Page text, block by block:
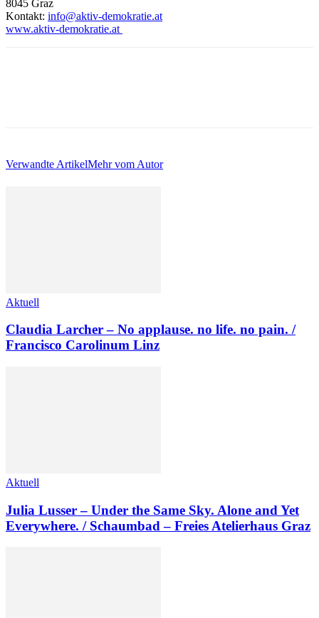
8045 Graz
Kontakt: info@aktiv-demokratie.at
www.aktiv-demokratie.at
Verwandte ArtikelMehr vom Autor
Aktuell
Claudia Larcher – No applause. no life. no pain. /
Francisco Carolinum Linz
Aktuell
Julia Lusser – Under the Same Sky. Alone and Yet
Everywhere. / Schaumbad – Freies Atelierhaus Graz